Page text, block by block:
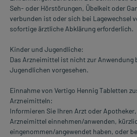
Seh- oder Hörstörungen, Übelkeit oder
verbunden ist oder sich bei Lagewechsel
sofortige ärztliche Abklärung erforderlich.
Kinder und Jugendliche:
Das Arzneimittel ist nicht zur Anwendung
Jugendlichen vorgesehen.
Einnahme von Vertigo Hennig Tabletten
Arzneimitteln:
Informieren Sie Ihren Arzt oder
Arzneimittel einnehmen/anwenden,
eingenommen/angewendet haben, oder